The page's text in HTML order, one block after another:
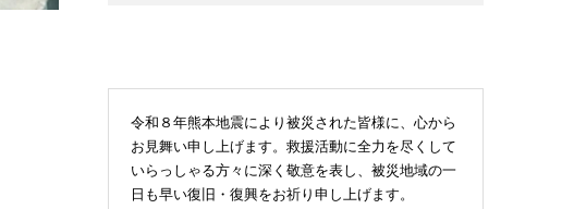
令和８年熊本地震により被災された皆様に、心から
お見舞い申し上げます。救援活動に全力を尽くして
いらっしゃる方々に深く敬意を表し、被災地域の一
日も早い復旧・復興をお祈り申し上げます。